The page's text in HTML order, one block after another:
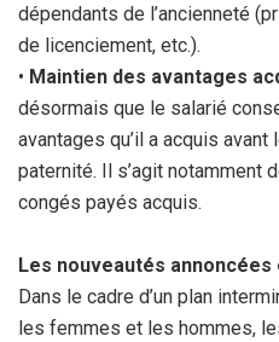
dépendants de l’ancienneté
de licenciement, etc.).
• Maintien des avantages
désormais que le salarié
avantages qu’il a acquis
paternité. Il s’agit notamment
congés payés acquis.
Les nouveautés annoncées
Dans le cadre d’un plan
les femmes et les hommes,